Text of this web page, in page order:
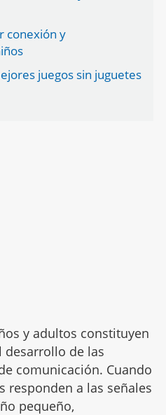
conexión y
juegos sin juguetes
y adultos constituyen
desarrollo de las
comunicación. Cuando
responden a las señales
pequeño,